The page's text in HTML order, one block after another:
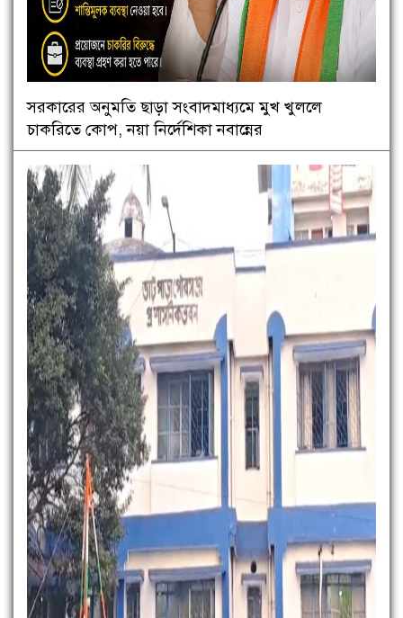
সরকারের অনুমতি ছাড়া সংবাদমাধ্যমে মুখ খুললে
চাকরিতে কোপ, নয়া নির্দেশিকা নবান্নের